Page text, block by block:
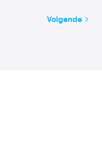
Pagina
Volgende